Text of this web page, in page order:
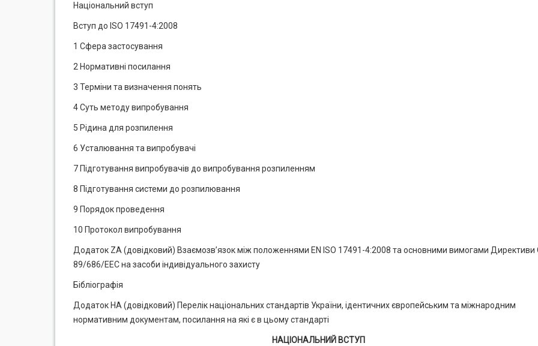
Національний вступ
Вступ до ISO 17491-4:2008
1 Сфера застосування
2 Нормативні посилання
3 Терміни та визначення понять
4 Суть методу випробування
5 Рідина для розпилення
6 Усталювання та випробувачі
7 Підготування випробувачів до випробування розпиленням
8 Підготування системи до розпилювання
9 Порядок проведення
10 Протокол випробування
Додаток ZA (довідковий) Взаємозв’язок між положеннями EN ISO 17491-4:2008 та основними вимогами Директиви
89/686/ЕЕС на засоби індивідуального захисту
Бібліографія
Додаток НА (довідковий) Перелік національних стандартів України, ідентичних європейським та міжнародним
нормативним документам, посилання на які є в цьому стандарті
НАЦІОНАЛЬНИЙ ВСТУП